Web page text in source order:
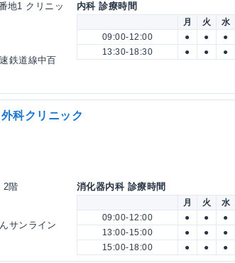
地1 クリニッ
鉄道線中百
内科 診療時間
月 火 水
09:00-12:00
● ● ●
13:30-18:30
● ● ●
科クリニック
2階
サンライン
消化器内科 診療時間
月 火 水
09:00-12:00
● ● ●
13:00-15:00
● ● ●
15:00-18:00
● ● ●